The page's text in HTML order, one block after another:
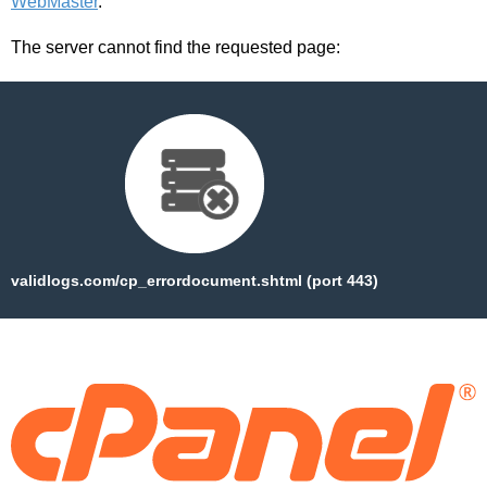
The server cannot find the requested page:
validlogs.com/cp_errordocument.shtml (port 443)